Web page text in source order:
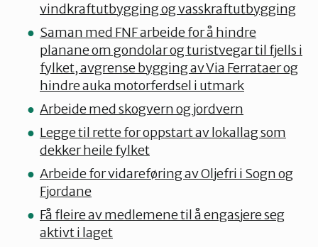
vindkraftutbygging og vasskraftutbygging
Saman med FNF arbeide for å hindre
planane om gondolar og turistvegar til fjells i
fylket, avgrense bygging av Via Ferrataer og
hindre auka motorferdsel i utmark
Arbeide med skogvern og jordvern
Legge til rette for oppstart av lokallag som
dekker heile fylket
Arbeide for vidareføring av Oljefri i Sogn og
Fjordane
Få fleire av medlemene til å engasjere seg
aktivt i laget